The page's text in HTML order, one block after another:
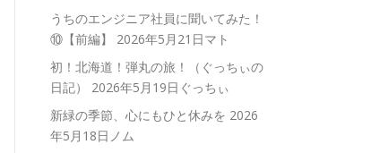
うちのエンジニア社員に聞いてみた！
⑩【前編】
2026年5月21日マト
初！北海道！弾丸の旅！（ぐっちぃの
日記）
2026年5月19日ぐっちぃ
新緑の季節、心にもひと休みを 2026
年5月18日ノム